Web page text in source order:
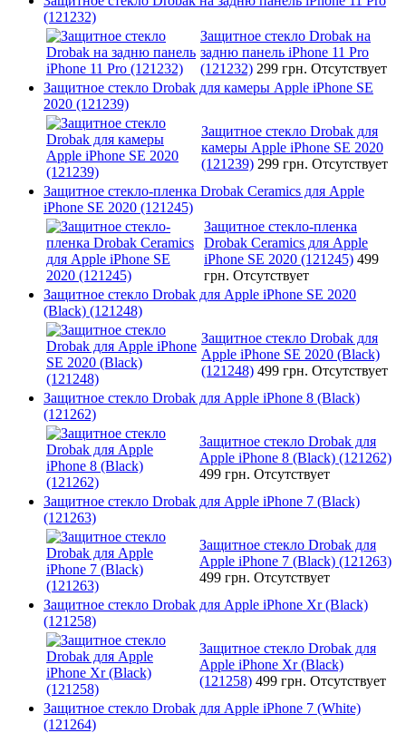
(121232)
Защитное стекло Drobak на
задню панель iPhone 11 Pro
(121232) 299 грн. Отсутствует
Защитное стекло Drobak для камеры Apple iPhone SE
2020 (121239)
Защитное стекло Drobak для
камеры Apple iPhone SE 2020
(121239) 299 грн. Отсутствует
Защитное стекло-пленка Drobak Ceramics для Apple
iPhone SE 2020 (121245)
Защитное стекло-пленка
Drobak Ceramics для Apple
iPhone SE 2020 (121245) 499
грн. Отсутствует
Защитное стекло Drobak для Apple iPhone SE 2020
(Black) (121248)
Защитное стекло Drobak для
Apple iPhone SE 2020 (Black)
(121248) 499 грн. Отсутствует
Защитное стекло Drobak для Apple iPhone 8 (Black)
(121262)
Защитное стекло Drobak для
Apple iPhone 8 (Black) (121262)
499 грн. Отсутствует
Защитное стекло Drobak для Apple iPhone 7 (Black)
(121263)
Защитное стекло Drobak для
Apple iPhone 7 (Black) (121263)
499 грн. Отсутствует
Защитное стекло Drobak для Apple iPhone Xr (Black)
(121258)
Защитное стекло Drobak для
Apple iPhone Xr (Black)
(121258) 499 грн. Отсутствует
Защитное стекло Drobak для Apple iPhone 7 (White)
(121264)